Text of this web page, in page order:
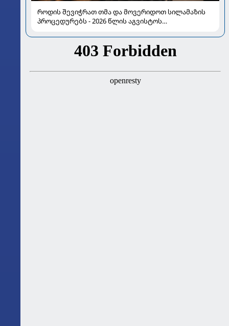
როდის შევიჭრათ თმა და მოვერიდოთ სილამაზის
პროცედურებს - 2026 წლის აგვისტოს